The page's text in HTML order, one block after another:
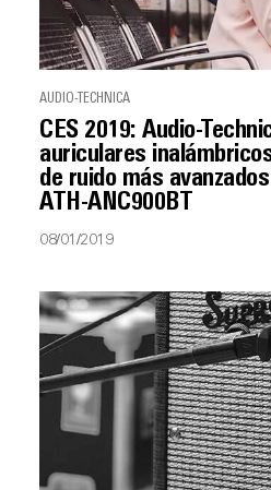
AUDIO-TECHNICA
CES 2019: Audio-
auriculares
de ruido más
ATH-ANC900BT
08/01/2019